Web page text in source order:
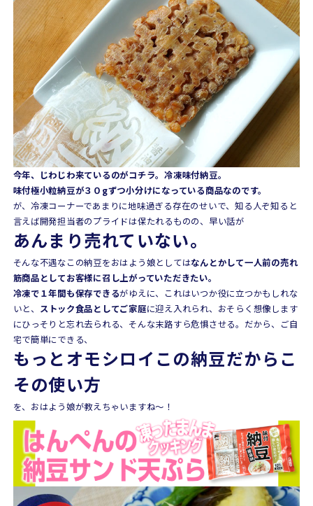
今年、じわじわ来ているのがコチラ。冷凍味付納豆。
味付極小粒納豆が３０gずつ小分けになっている商品なのです。
が、冷凍コーナーであまりに地味過ぎる存在のせいで、知る人ぞ知ると
言えば開発担当者のプライドは保たれるものの、早い話が
あんまり売れていない。
そんな不遇なこの納豆をおはよう娘としてはなんとかして一人前の売れ
筋商品としてお客様に召し上がっていただきたい。
冷凍で１年間も保存できるがゆえに、これはいつか役に立つかもしれな
いと、 ストック食品としてご家庭に迎え入れられ、おそらく想像します
にひっそりと忘れ去られる、そんな末路すら危惧させる。だから、ご自
宅で簡単にできる、
もっとオモシロイこの納豆だからこ
その使い方
を、おはよう娘が教えちゃいますね〜！